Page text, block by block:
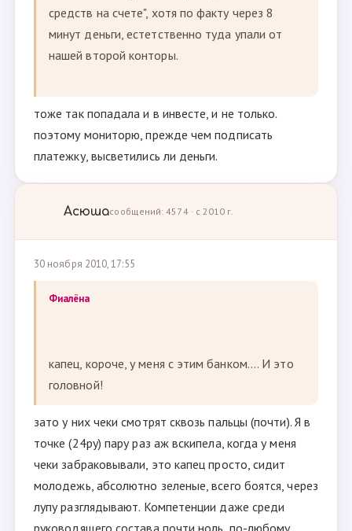
средств на счете", хотя по факту через 8
минут деньги, естетственно туда упали от
нашей второй конторы.
тоже так попадала и в инвесте, и не только.
поэтому мониторю, прежде чем подписать
платежку, высветились ли деньги.
Асюшасообщений: 4574 · с 2010 г.
30 ноября 2010, 17:55
Фиалёна
капец, короче, у меня с этим банком.... И это
головной!
зато у них чеки смотрят сквозь пальцы (почти). Я в
точке (24ру) пару раз аж вскипела, когда у меня
чеки забраковывали, это капец просто, сидит
молодежь, абсолютно зеленые, всего боятся, через
лупу разглядывают. Компетенции даже среди
руководящего состава почти ноль, по-любому